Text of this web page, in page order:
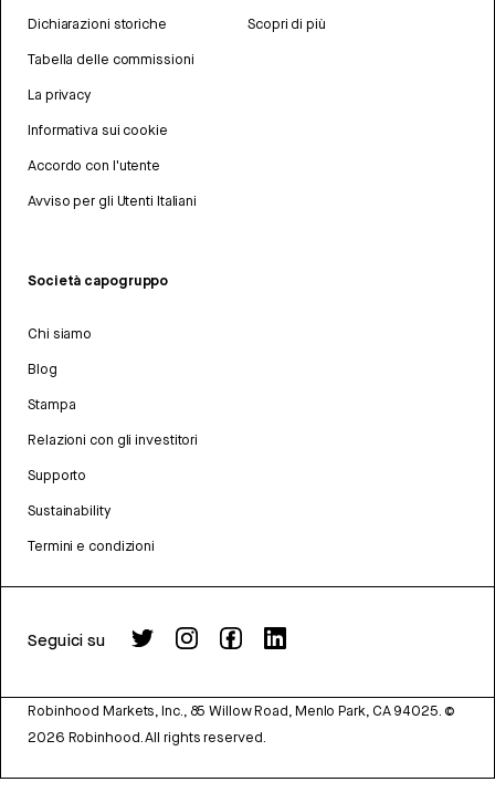
Dichiarazioni storiche
Tabella delle commissioni
La privacy
Informativa sui cookie
Accordo con l'utente
Avviso per gli Utenti Italiani
Scopri di più
Società capogruppo
Chi siamo
Blog
Stampa
Relazioni con gli investitori
Supporto
Sustainability
Termini e condizioni
Seguici su
Robinhood Markets, Inc., 85 Willow Road, Menlo Park, CA 94025. ©
2026 Robinhood. All rights reserved.